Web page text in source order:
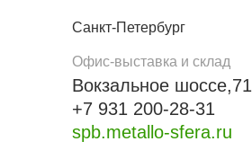
Санкт-Петербург
Офис-выставка и склад
Вокзальное шоссе,71
+7 931 200-28-31
spb.metallo-sfera.ru